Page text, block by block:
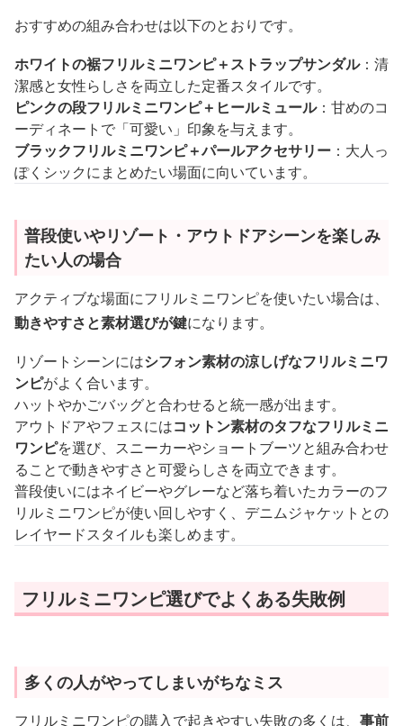
おすすめの組み合わせは以下のとおりです。
ホワイトの裾フリルミニワンピ＋ストラップサンダル：清
潔感と女性らしさを両立した定番スタイルです。
ピンクの段フリルミニワンピ＋ヒールミュール：甘めのコ
ーディネートで「可愛い」印象を与えます。
ブラックフリルミニワンピ＋パールアクセサリー ：大人っ
ぽくシックにまとめたい場面に向いています。
普段使いやリゾート・アウトドアシーンを楽しみ
たい人の場合
アクティブな場面にフリルミニワンピを使いたい場合は、
動きやすさと素材選びが鍵になります。
リゾートシーンにはシフォン素材の涼しげなフリルミニワ
ンピがよく合います。
ハットやかごバッグと合わせると統一感が出ます。
アウトドアやフェスにはコットン素材のタフなフリルミニ
ワンピを選び、スニーカーやショートブーツと組み合わせ
ることで動きやすさと可愛らしさを両立できます。
普段使いにはネイビーやグレーなど落ち着いたカラーのフ
リルミニワンピが使い回しやすく、デニムジャケットとの
レイヤードスタイルも楽しめます。
フリルミニワンピ選びでよくある失敗例
多くの人がやってしまいがちなミス
フリルミニワンピの購入で起きやすい失敗の多くは、 事前